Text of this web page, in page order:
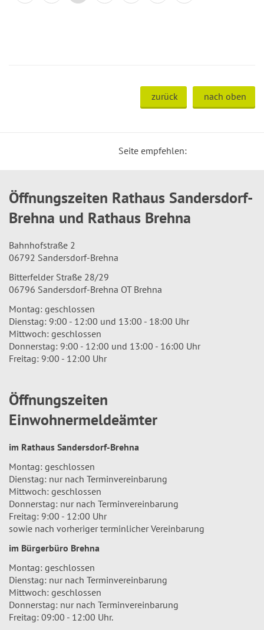
zurück nach oben
Seite empfehlen:
Öffnungszeiten Rathaus Sandersdorf-
Brehna und Rathaus Brehna
Bahnhofstraße 2
06792 Sandersdorf-Brehna
Bitterfelder Straße 28/29
06796 Sandersdorf-Brehna OT Brehna
Montag: geschlossen
Dienstag: 9:00 - 12:00 und 13:00 - 18:00 Uhr
Mittwoch: geschlossen
Donnerstag: 9:00 - 12:00 und 13:00 - 16:00 Uhr
Freitag: 9:00 - 12:00 Uhr
Öffnungszeiten
Einwohnermeldeämter
im Rathaus Sandersdorf-Brehna
Montag: geschlossen
Dienstag: nur nach Terminvereinbarung
Mittwoch: geschlossen
Donnerstag: nur nach Terminvereinbarung
Freitag: 9:00 - 12:00 Uhr
sowie nach vorheriger terminlicher Vereinbarung
im Bürgerbüro Brehna
Montag: geschlossen
Dienstag: nur nach Terminvereinbarung
Mittwoch: geschlossen
Donnerstag: nur nach Terminvereinbarung
Freitag: 09:00 - 12:00 Uhr.